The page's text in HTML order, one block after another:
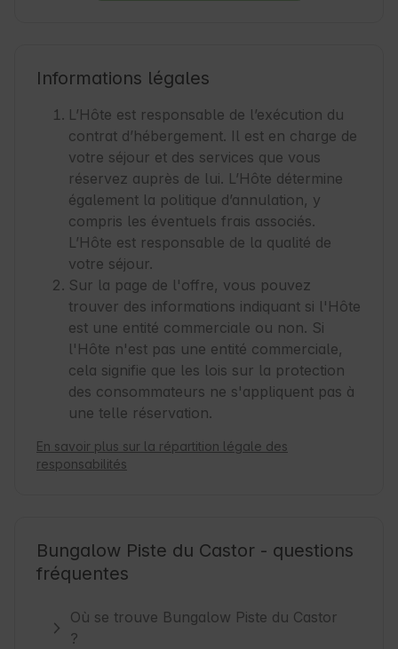
Informations légales
L’Hôte est responsable de l’exécution du
contrat d’hébergement. Il est en charge de
votre séjour et des services que vous
réservez auprès de lui. L’Hôte détermine
également la politique d’annulation, y
compris les éventuels frais associés.
L’Hôte est responsable de la qualité de
votre séjour.
Sur la page de l'offre, vous pouvez
trouver des informations indiquant si l'Hôte
est une entité commerciale ou non. Si
l'Hôte n'est pas une entité commerciale,
cela signifie que les lois sur la protection
des consommateurs ne s'appliquent pas à
une telle réservation.
En savoir plus sur la répartition légale des
responsabilités
Bungalow Piste du Castor - questions
fréquentes
Où se trouve Bungalow Piste du Castor
?